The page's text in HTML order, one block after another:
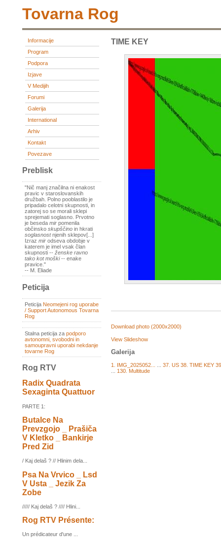
Tovarna Rog
Informacije
Program
Podpora
Izjave
V Medijih
Forumi
Galerija
International
Arhiv
Kontakt
Povezave
Preblisk
"Nič manj značilna ni enakost
pravic v staroslovanskih
družbah. Polno pooblastilo je
pripadalo celotni skupnosti, in
zatorej so se morali sklepi
sprejemati soglasno. Prvotno
je beseda mir pomenila
občinsko skupščino in hkrati
soglasnostnjenih sklepov[...]
Izraz mir odseva obdobje v
katerem je imel vsak član
skupnosti -- ženske ravno
tako kot moški-- enake
pravice."
-- M. Eliade
Peticija
Peticija Neomejeni rog uporabe
/ Support Autonomous Tovarna
Rog
Stalna peticija za podporo
avtonomni, svobodni in
samoupravni uporabi nekdanje
tovarne Rog
Rog RTV
Radix Quadrata
Sexaginta Quattuor
PARTE 1:
Butalce Na
Prevzgojo _ Prašiča
V Kletko _ Bankirje
Pred Zid
/ Kaj delaš ? // Hlinim dela...
Psa Na Vrvico _ Lsd
V Usta _ Jezik Za
Zobe
///// Kaj delaš ? //// Hlini...
Rog RTV Présente:
Un prédicateur d'une ...
TIME KEY
Download photo (2000x2000)
View Slideshow
Galerija
1. IMG_2025052... 37. US 38. TIME KEY
130. Multitude